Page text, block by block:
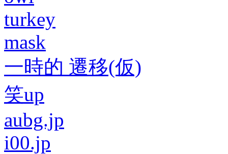
turkey
mask
一時的 遷移(仮)
笑up
aubg.jp
i00.jp